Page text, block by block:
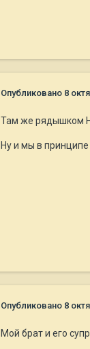
Опубликовано 8
Там же рядышком
Ну и мы в
Опубликовано 8
Мой брат и его